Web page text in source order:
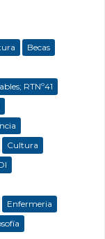
Becas
RTNº41
Cultura
Enfermeria